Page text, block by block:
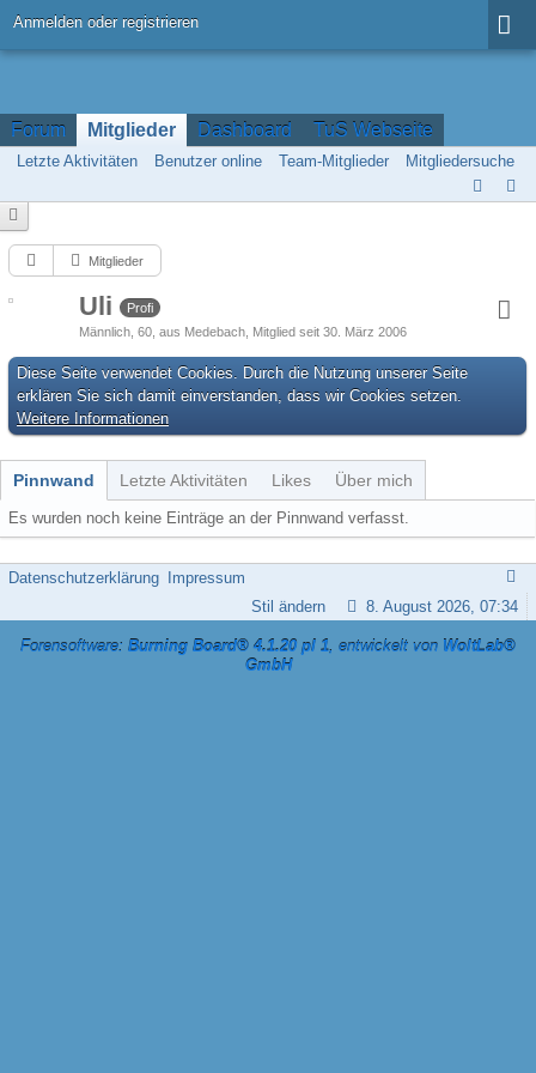
Anmelden oder registrieren
Forum Mitglieder Dashboard TuS Webseite
Letzte Aktivitäten Benutzer online Team-Mitglieder Mitgliedersuche
Mitglieder
Uli
Profi
Männlich 60 aus Medebach Mitglied seit 30. März 2006
Diese Seite verwendet Cookies. Durch die Nutzung unserer Seite
erklären Sie sich damit einverstanden, dass wir Cookies setzen.
Weitere Informationen
Pinnwand Letzte Aktivitäten Likes Über mich
Es wurden noch keine Einträge an der Pinnwand verfasst.
Datenschutzerklärung
Impressum
8. August 2026, 07:34
Stil ändern
Forensoftware: Burning Board® 4.1.20 pl 1, entwickelt von WoltLab®
GmbH